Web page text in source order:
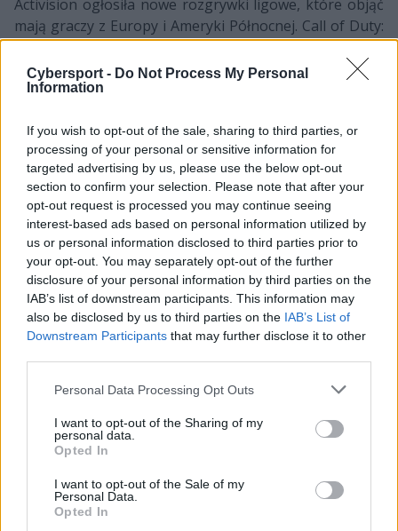
Cybersport - Do Not Process My Personal
Information
If you wish to opt-out of the sale, sharing to third parties, or
processing of your personal or sensitive information for
targeted advertising by us, please use the below opt-out
section to confirm your selection. Please note that after your
opt-out request is processed you may continue seeing
interest-based ads based on personal information utilized by
us or personal information disclosed to third parties prior to
your opt-out. You may separately opt-out of the further
disclosure of your personal information by third parties on the
IAB’s list of downstream participants. This information may
also be disclosed by us to third parties on the IAB’s List of
Downstream Participants that may further disclose it to other
Personal Data Processing Opt Outs
I want to opt-out of the Sharing of my
personal data.
Opted In
I want to opt-out of the Sale of my
Personal Data.
Opted In
Activision ogłosiła nowe rozgrywki ligowe, które objąć
mają graczy z Europy i Ameryki Północnej. Call of Duty:
Mobile – Masters, bo tak nazywać się będą te
zmagania, mają na celu wyłonienie najlepszych drużyn
z obu kontynentów i zapewnienie im miejsc na
W nowej lidze udział wezmą 32 ekipy. Początkowo
rywalizować będą one w swoich regionach przez okres
pięciu tygodni. Następnie osiem najlepszych ekip z
każdego kontynentu przejdzie do kolejnego etapu
(Masters Finals). Tam też powalczą o bezpośrednie
kwalifikacje do tegorocznych Mistrzostw Świata w CoD:
Mobile. W tym miejscu warto podkreślić, że zmagania
spod szyldu Masters rozpoczną się już 14 czerwca, a
całkowita pula ligowych nagród ma przekroczyć 100
tysięcy dolarów.
przypomnieć, że do gry zawitał sezon czwarty nazwany
„Spurned & Burned”. Jego zawartością zachwyceni
powinni być przede wszystkim fani westernów, gdyż
motywem przewodnim jest tu Dziki Zachód. W sezonie
czwartym dodano m.in.: wydarzenia tematyczne, liczne
elementy kosmetyczne, Wojny Klanowe, a także nową
mapę – Dome, która to umieszczona jest na pustyni.